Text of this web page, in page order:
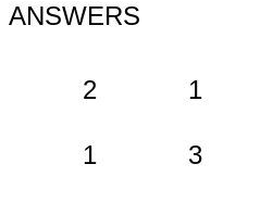
ANSWERS
2 1
1 3